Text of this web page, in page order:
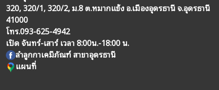
320, 320/1, 320/2, ม.8 ต.หมากแข้ง อ.เมืองอุดรธานี จ.อุดรธานี
41000
โทร.093-625-4942
เปิด จันทร์-เสาร์ เวลา 8:00น.-18:00 น.
ลำลูกกาเคมีภัณฑ์ สาขาอุดรธานี
แผนที่